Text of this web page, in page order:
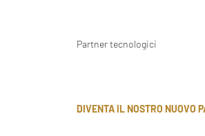
Partner tecnologici
DIVENTA IL NOSTRO NUOVO